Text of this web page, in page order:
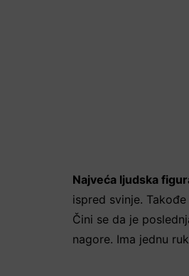
Najveća ljudska
ispred svinje.
Čini se da je
nagore. Ima jednu